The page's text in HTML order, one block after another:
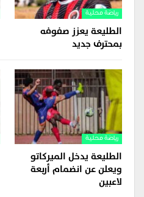
رياضة محلية
الطليعة يعزز صفوفه
بمحترف جديد
رياضة محلية
الطليعة يدخل الميركاتو
ويعلن عن انضمام أربعة
لاعبين